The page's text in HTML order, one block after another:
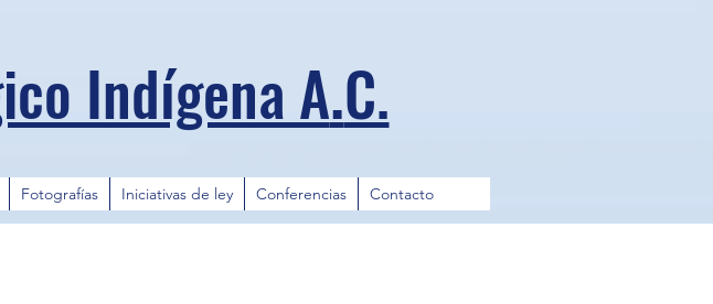
Indígena A.C.
Fotografías Iniciativas de ley Conferencias Contacto